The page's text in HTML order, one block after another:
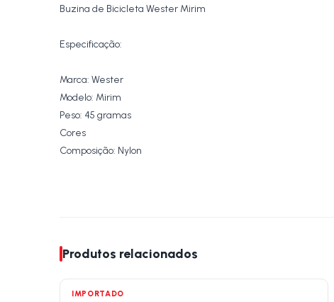
Buzina de Bicicleta Wester Mirim
Especificação:
Marca: Wester
Modelo: Mirim
Peso: 45 gramas
Cores
Composição: Nylon
Produtos relacionados
IMPORTADO